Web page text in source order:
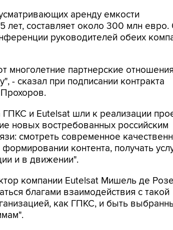
аренду емкости
лет, составляет около 300 млн
руководителей обеих
многолетние партнерские
- сказал при подписании контракта
ГПКС и Eutelsat шли к реализации
новых востребованных российским
смотреть современное
контента, получать
и в движении".
компании Eutelsat Мишель де
благами взаимодействия с такой
как ГПКС, и быть